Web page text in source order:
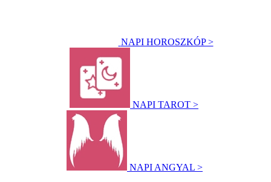
NAPI HOROSZKÓP >
NAPI TAROT >
NAPI ANGYAL >